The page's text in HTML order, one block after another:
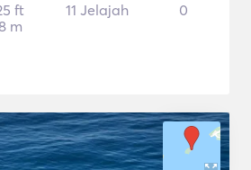
ft
8 m
11 Jelajah 0